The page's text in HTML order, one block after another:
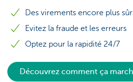
Des virements encore plus
Evitez la fraude et les erreurs
Optez pour la rapidité 24/7
Découvrez comment ça